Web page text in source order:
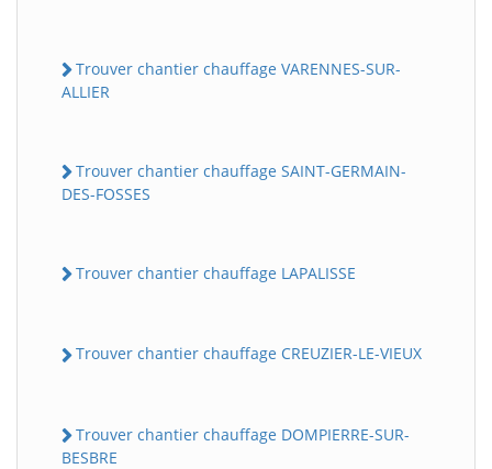
Trouver chantier chauffage VARENNES-SUR-
ALLIER
Trouver chantier chauffage SAINT-GERMAIN-
DES-FOSSES
Trouver chantier chauffage LAPALISSE
Trouver chantier chauffage CREUZIER-LE-VIEUX
Trouver chantier chauffage DOMPIERRE-SUR-
BESBRE